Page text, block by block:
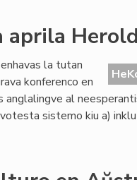
aprila
la tutan
konferenco en
al
sistemo kiu a)